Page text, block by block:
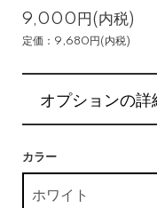
9,000円(内税)
定価：9,680円(内税)
オプションの詳
カラー